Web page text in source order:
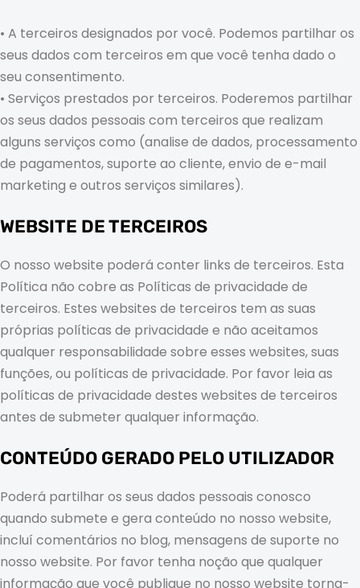
• A terceiros designados por você. Podemos partilhar os
seus dados com terceiros em que você tenha dado o
seu consentimento.
• Serviços prestados por terceiros. Poderemos partilhar
os seus dados pessoais com terceiros que realizam
alguns serviços como (analise de dados, processamento
de pagamentos, suporte ao cliente, envio de e-mail
marketing e outros serviços similares).
WEBSITE DE TERCEIROS
O nosso website poderá conter links de terceiros. Esta
Política não cobre as Políticas de privacidade de
terceiros. Estes websites de terceiros tem as suas
próprias políticas de privacidade e não aceitamos
qualquer responsabilidade sobre esses websites, suas
funções, ou políticas de privacidade. Por favor leia as
políticas de privacidade destes websites de terceiros
antes de submeter qualquer informação.
CONTEÚDO GERADO PELO UTILIZADOR
Poderá partilhar os seus dados pessoais conosco
quando submete e gera conteúdo no nosso website,
incluí comentários no blog, mensagens de suporte no
nosso website. Por favor tenha noção que qualquer
informação que você publique no nosso website torna-